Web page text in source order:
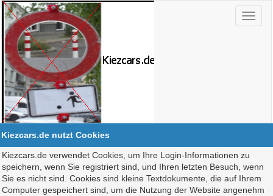
Kiezcars.de nutzt Cookies
Kiezcars.de verwendet Cookies, um Ihre Login-Informationen zu
speichern, wenn Sie registriert sind, und Ihren letzten Besuch, wenn
Sie es nicht sind. Cookies sind kleine Textdokumente, die auf Ihrem
Computer gespeichert sind, um die Nutzung der Website angenehm